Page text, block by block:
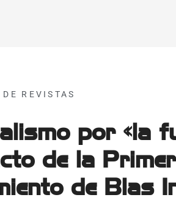
REVISTAS
por «la
de la
de Blas